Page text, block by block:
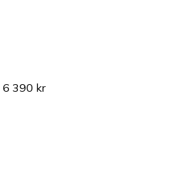
6 390 kr